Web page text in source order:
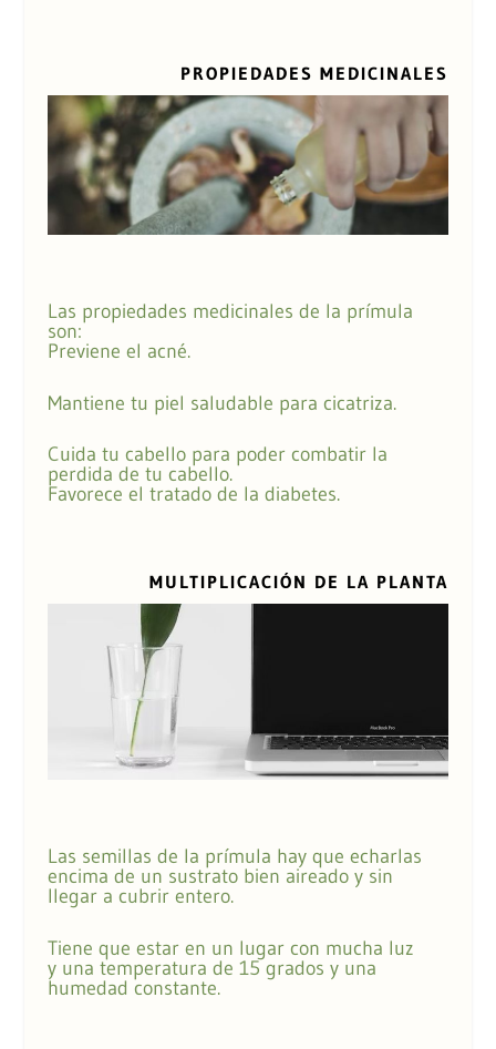
PROPIEDADES MEDICINALES
Las propiedades medicinales de la prímula
son:
Previene el acné.
Mantiene tu piel saludable para cicatriza.
Cuida tu cabello para poder combatir la
perdida de tu cabello.
Favorece el tratado de la diabetes.
MULTIPLICACIÓN DE LA PLANTA
Las semillas de la prímula hay que echarlas
encima de un sustrato bien aireado y sin
llegar a cubrir entero.
Tiene que estar en un lugar con mucha luz
y una temperatura de 15 grados y una
humedad constante.